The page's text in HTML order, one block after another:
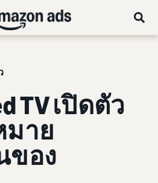
TV เปิดตัว
มาย
ของ